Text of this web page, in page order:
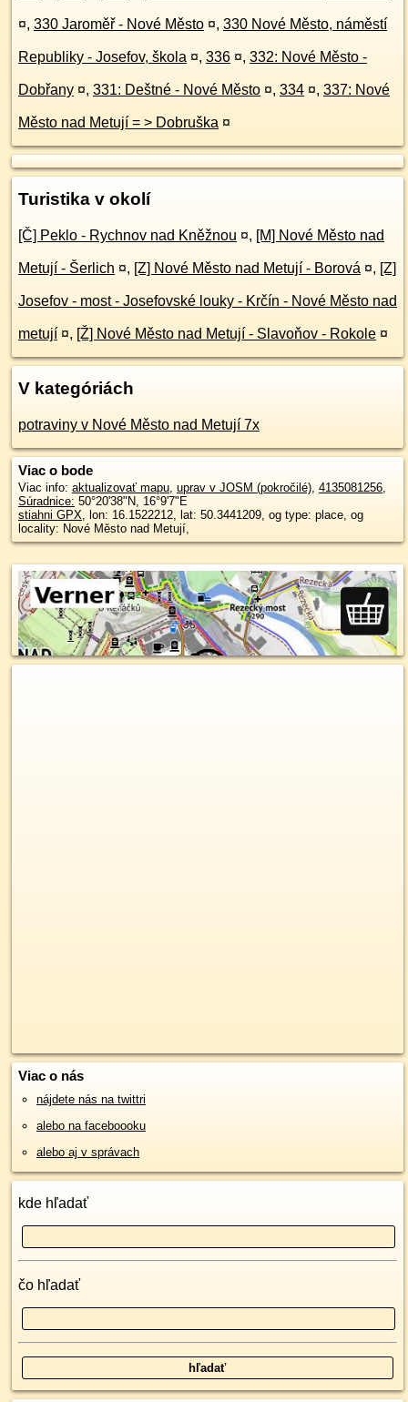
¤, 330 Jaroměř - Nové Město ¤, 330 Nové Město, náměstí
Republiky - Josefov, škola ¤, 336 ¤, 332: Nové Město -
Dobřany ¤, 331: Deštné - Nové Město ¤, 334 ¤, 337: Nové
Město nad Metují = > Dobruška ¤
Turistika v okolí
[Č] Peklo - Rychnov nad Kněžnou ¤, [M] Nové Město nad
Metují - Šerlich ¤, [Z] Nové Město nad Metují - Borová ¤, [Z]
Josefov - most - Josefovské louky - Krčín - Nové Město nad
metují ¤, [Ž] Nové Město nad Metují - Slavoňov - Rokole ¤
V kategóriách
potraviny v Nové Město nad Metují 7x
Viac o bode
Viac info: aktualizovať mapu, uprav v JOSM (pokročilé), 4135081256,
Súradnice: 50°20'38"N, 16°9'7"E
stiahni GPX, lon: 16.1522212, lat: 50.3441209, og type: place, og
locality: Nové Město nad Metují,
Viac o nás
nájdete nás na twittri
alebo na faceboooku
alebo aj v správach
kde hľadať
čo hľadať